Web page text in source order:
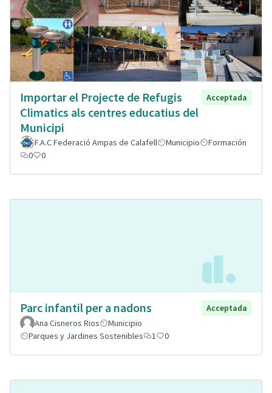
Importar el Projecte de Refugis
Climatics als centres educatius del
Municipi
Acceptada
F.A.C Federació Ampas de Calafell Municipio
Formación
0
0
Parc infantil per a nadons
Acceptada
Ana Cisneros Rios
Municipio
Parques y Jardines Sostenibles
1 0